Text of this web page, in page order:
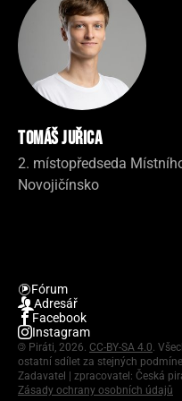
Tomáš Juřica
2. místopředseda
Novojičínsko
Fórum
Adresář
Facebook
Instagram
© Piráti, 2026. CC-BY-SA 4.0.
ostatní sdílet za stejných
Zadavatel | zpracovatel: Česká
Zásady ochrany osobních údajů